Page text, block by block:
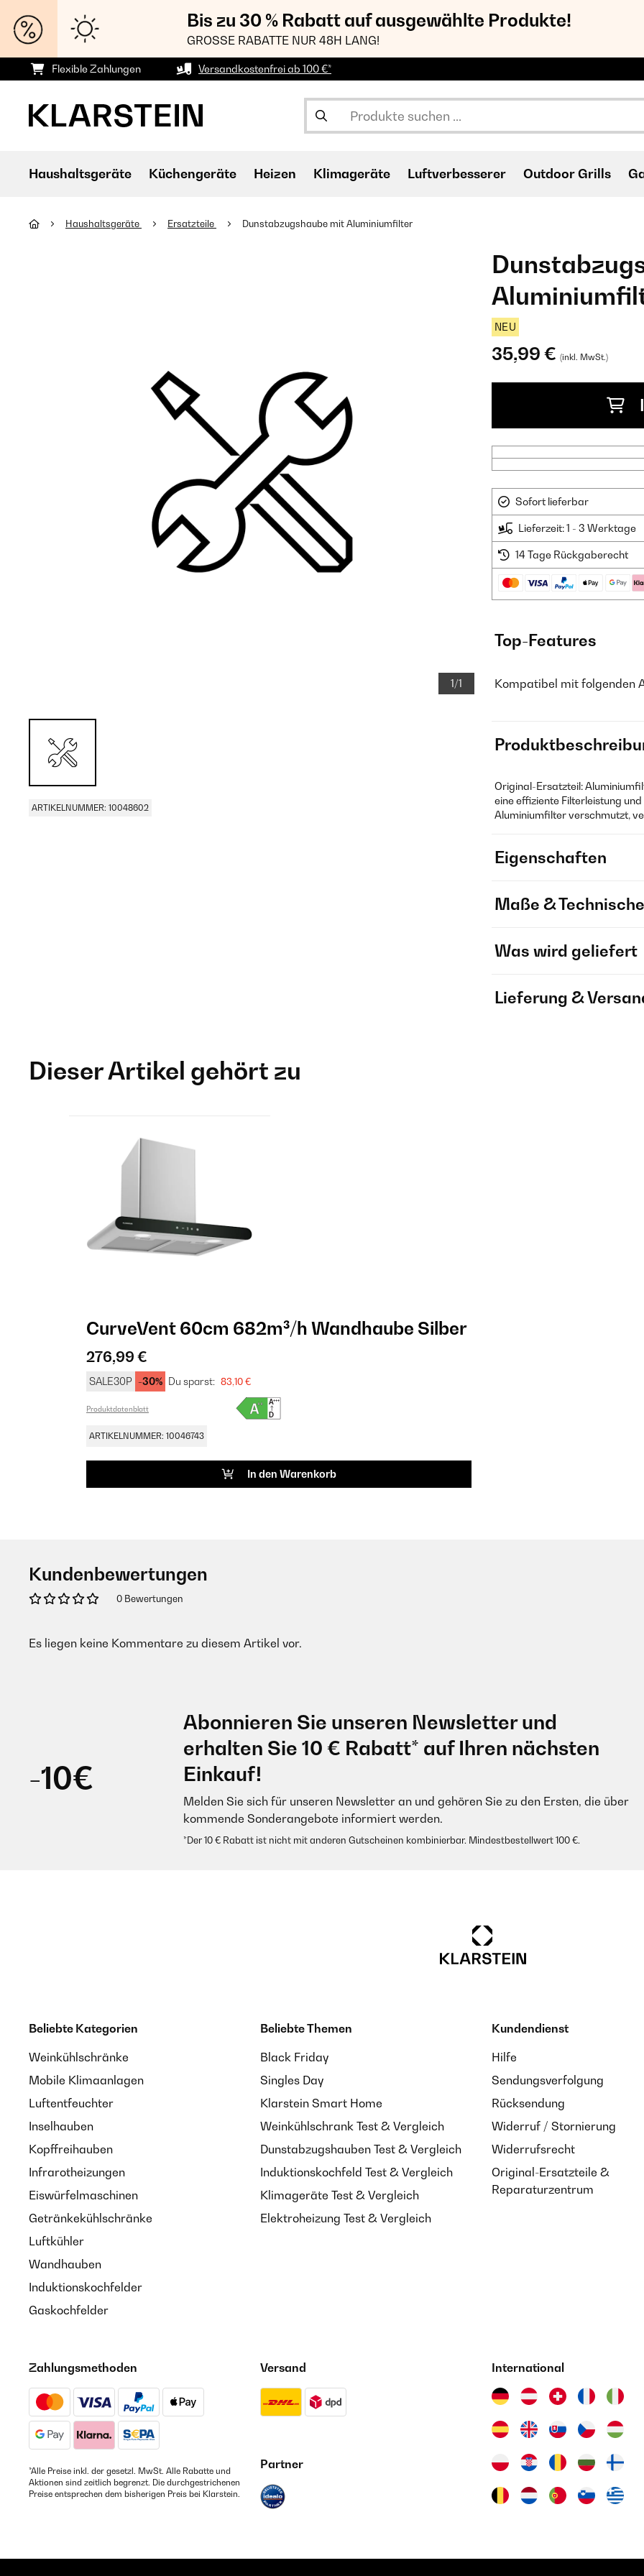
Bis zu 30 % Rabatt auf ausgewählte Produkte!
GROSSE RABATTE NUR 48H LANG!
Flexible Zahlungen Versandkostenfrei ab 100 €*
Haushaltsgeräte Küchengeräte Heizen Klimageräte Luftverbesserer Outdoor Grills
Haushaltsgeräte Ersatzteile Dunstabzugshaube mit Aluminiumfilter
1/1
ARTIKELNUMMER: 10048602
NEU
35,99 € (inkl. MwSt.)
Sofort lieferbar
Lieferzeit: 1 - 3 Werktage
14 Tage Rückgaberecht
Top-Features
Kompatibel mit folgenden
Original-Ersatzteil:
eine effiziente Filterleistung
Aluminiumfilter verschmutzt,
Eigenschaften
Maße &
Was wird geliefert
Lieferung &
Dieser Artikel gehört zu
CurveVent 60cm 682m³/h Wandhaube Silber
276,99 €
SALE30P -30% Du sparst: 83,10 €
Produktdatenblatt
ARTIKELNUMMER: 10046743
In den Warenkorb
Kundenbewertungen
0 Bewertungen
Es liegen keine Kommentare zu diesem Artikel vor.
-10€
Abonnieren Sie unseren Newsletter und
erhalten Sie 10 € Rabatt* auf Ihren nächsten
Einkauf!
Melden Sie sich für unseren Newsletter an und gehören Sie zu den Ersten, die über
kommende Sonderangebote informiert werden.
*Der 10 € Rabatt ist nicht mit anderen Gutscheinen kombinierbar. Mindestbestellwert 100 €.
Beliebte Kategorien
Weinkühlschränke
Mobile Klimaanlagen
Luftentfeuchter
Inselhauben
Kopffreihauben
Infrarotheizungen
Eiswürfelmaschinen
Getränkekühlschränke
Luftkühler
Wandhauben
Induktionskochfelder
Gaskochfelder
Beliebte Themen
Black Friday
Singles Day
Klarstein Smart Home
Weinkühlschrank Test & Vergleich
Dunstabzugshauben Test & Vergleich
Induktionskochfeld Test & Vergleich
Klimageräte Test & Vergleich
Elektroheizung Test & Vergleich
Kundendienst
Hilfe
Sendungsverfolgung
Rücksendung
Widerruf / Stornierung
Widerrufsrecht
Original-Ersatzteile &
Reparaturzentrum
Zahlungsmethoden
*Alle Preise inkl. der gesetzl. MwSt. Alle Rabatte und
Aktionen sind zeitlich begrenzt. Die durchgestrichenen
Preise entsprechen dem bisherigen Preis bei Klarstein.
Versand
Partner
International